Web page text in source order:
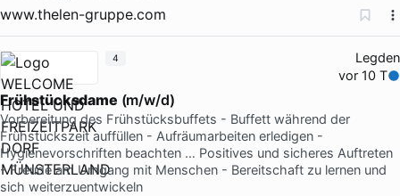
www.thelen-gruppe.com
Legden
vor 10 T
Frühstücksdame (m/w/d)
Vorbereitung des Frühstücksbuffets - Buffett während der
Frühstückszeit auffüllen - Aufräumarbeiten erledigen -
Hygienevorschriften beachten … Positives und sicheres Auftreten
- Freude am Umgang mit Menschen - Bereitschaft zu lernen und
sich weiterzuentwickeln
4